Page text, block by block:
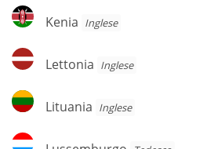
Kenia
Kenia Inglese
Lettonia
Lettonia Inglese
Lituania
Lituania Inglese
Lussemburgo